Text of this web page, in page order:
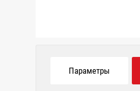
Параметры